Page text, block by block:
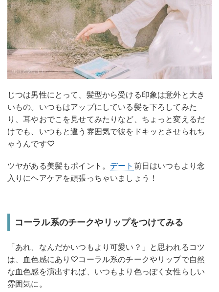
じつは男性にとって、髪型から受ける印象は意外と大き
いもの。いつもはアップにしている髪を下ろしてみた
り、耳やおでこを見せてみたりなど、ちょっと変えるだ
けでも、いつもと違う雰囲気で彼をドキッとさせられち
ゃうんです♡
ツヤがある美髪もポイント。 デート 前日はいつもより念
入りにヘアケアを頑張っちゃいましょう！
コーラル系のチークやリップをつけてみる
「あれ、なんだかいつもより可愛い？」と思われるコツ
は、血色感にあり♡コーラル系のチークやリップで自然
な血色感を演出すれば、いつもより色っぽく女性らしい
雰囲気に。